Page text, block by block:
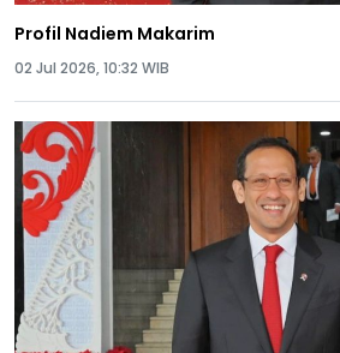
Profil Nadiem Makarim
02 Jul 2026, 10:32 WIB